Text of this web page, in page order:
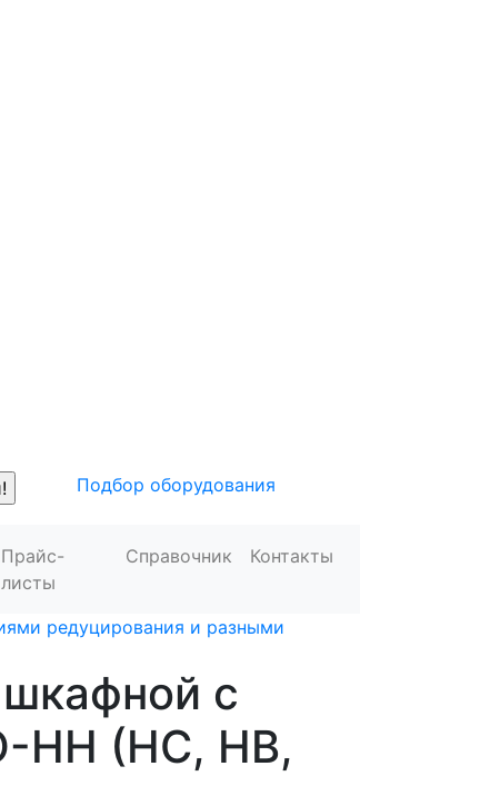
Подбор оборудования
Прайс-
листы
Справочник Контакты
редуцирования и разными
шкафной с
НН (НС, НВ,